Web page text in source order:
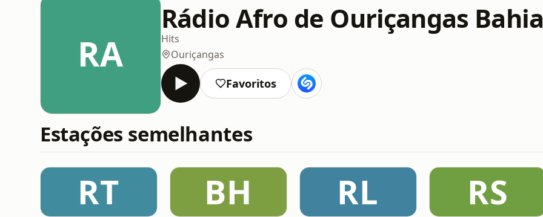
RA
Rádio Afro de Ouriçangas
Hits
Ouriçangas
Favoritos
Estações semelhantes
RT BH RL RS